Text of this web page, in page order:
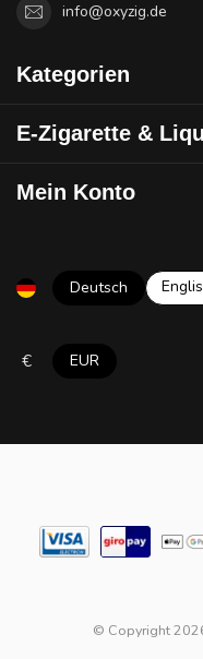
info@oxyzig.de
Kategorien
E-Zigarette &
Mein Konto
Deutsch
€ EUR
© Copyright